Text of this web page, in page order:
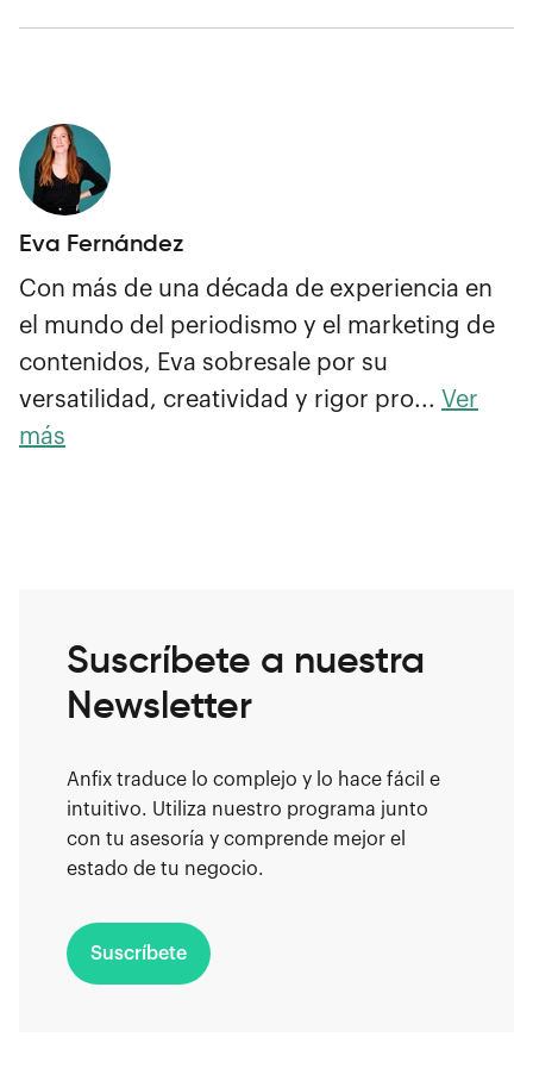
Eva Fernández
Con más de una década de experiencia en
el mundo del periodismo y el marketing de
contenidos, Eva sobresale por su
versatilidad, creatividad y rigor pro... Ver
más
Suscríbete a nuestra
Newsletter
Anfix traduce lo complejo y lo hace fácil e
intuitivo. Utiliza nuestro programa junto
con tu asesoría y comprende mejor el
estado de tu negocio.
Suscríbete